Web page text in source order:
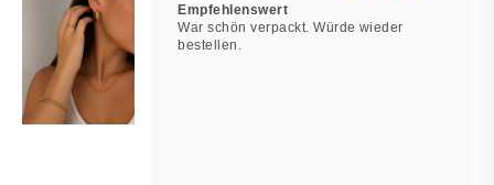
Empfehlenswert
War schön verpackt. Würde wieder
bestellen.